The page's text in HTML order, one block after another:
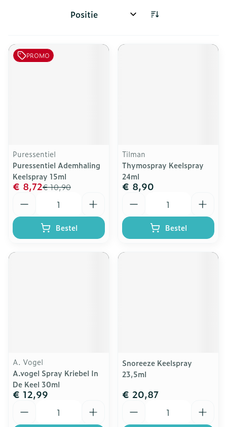
Sorteer op:
PROMO
Puressentiel
Puressentiel Ademhaling
Keelspray 15ml
€ 10,90
€ 8,72
Bestel
Tilman
Thymospray Keelspray
24ml
€ 8,90
Bestel
A. Vogel
A.vogel Spray Kriebel In
De Keel 30ml
€ 12,99
Snoreeze Keelspray
23,5ml
€ 20,87